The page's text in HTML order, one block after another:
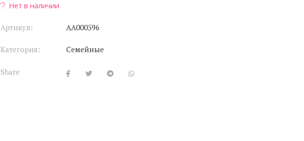
Нет в наличии
Артикул: АА000596
Категория: Семейные
Share